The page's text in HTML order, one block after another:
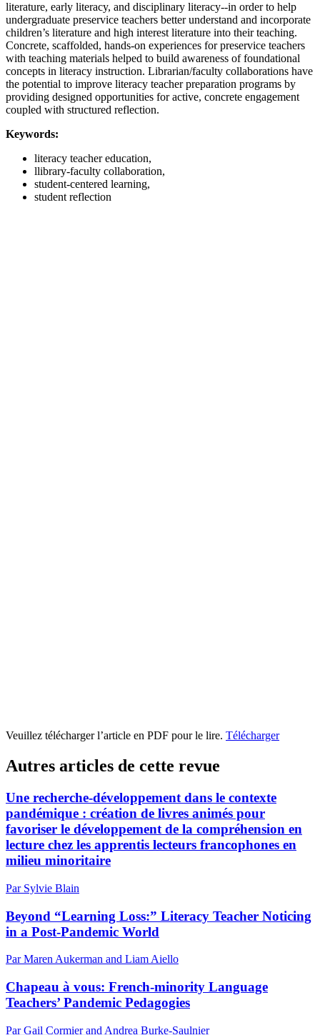
literature, early literacy, and disciplinary literacy--in order to help
undergraduate preservice teachers better understand and incorporate
children’s literature and high interest literature into their teaching.
Concrete, scaffolded, hands-on experiences for preservice teachers
with teaching materials helped to build awareness of foundational
concepts in literacy instruction. Librarian/faculty collaborations have
the potential to improve literacy teacher preparation programs by
providing designed opportunities for active, concrete engagement
coupled with structured reflection.
Keywords:
literacy teacher education,
llibrary-faculty collaboration,
student-centered learning,
student reflection
Veuillez télécharger l’article en PDF pour le lire. Télécharger
Autres articles de cette revue
Une recherche-développement dans le contexte
pandémique : création de livres animés pour
favoriser le développement de la compréhension en
lecture chez les apprentis lecteurs francophones en
milieu minoritaire
Par Sylvie Blain
Beyond “Learning Loss:” Literacy Teacher Noticing
in a Post-Pandemic World
Par Maren Aukerman and Liam Aiello
Chapeau à vous: French-minority Language
Teachers’ Pandemic Pedagogies
Par Gail Cormier and Andrea Burke-Saulnier